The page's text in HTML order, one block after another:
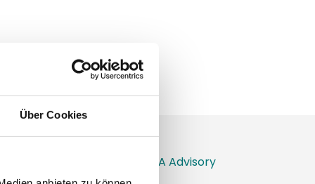
Über Cookies